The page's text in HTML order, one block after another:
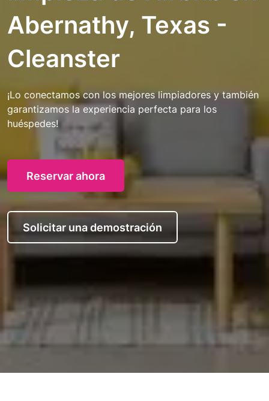
Abernathy, Texas -
Cleanster
¡Lo conectamos con los mejores limpiadores y también
garantizamos la experiencia perfecta para los
huéspedes!
Reservar ahora
Solicitar una demostración